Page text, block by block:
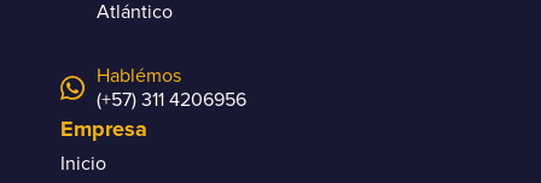
Atlántico
Hablémos
(+57) 311 4206956
Empresa
Inicio